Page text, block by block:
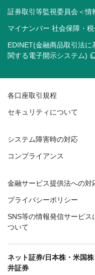
証券取引等監視委員会＜情
マイナンバー 社会保障・
EDINET(金融商品取引法
関する電子開示システム)
各口座取引規程
セキュリティについて
システム障害時の対応
コンプライアンス
金融サービス提供法への対
プライバシーポリシー
SNS等の情報発信サービス
ついて
ネット証券/日本株・米国
井証券